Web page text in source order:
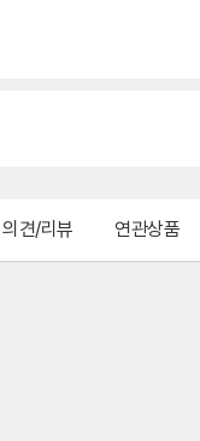
의견/리뷰 연관상품